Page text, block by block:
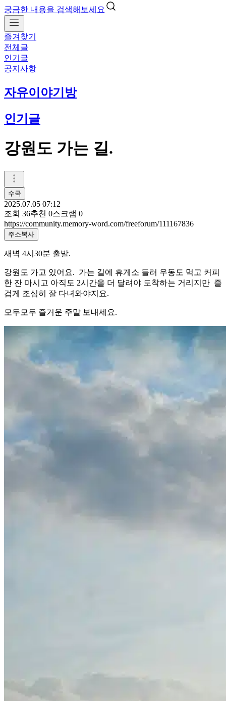
궁금한 내용을 검색해보세요
즐겨찾기
전체글
인기글
공지사항
자유이야기방
인기글
강원도 가는 길.
수국
2025.07.05 07:12
조회 36추천 0스크랩 0
https://community.memory-word.com/freeforum/111167836
주소복사
새벽 4시30분 출발.
강원도 가고 있어요. 가는 길에 휴게소 들러 우동도 먹고 커피
한 잔 마시고 아직도 2시간을 더 달려야 도착하는 거리지만 즐
겁게 조심히 잘 다녀와야지요.
모두모두 즐거운 주말 보내세요.